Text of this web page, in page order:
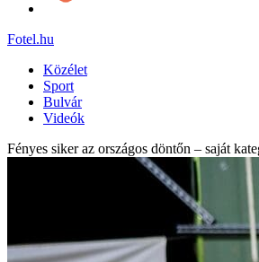
Fotel.hu
Közélet
Sport
Bulvár
Videók
Fényes siker az országos döntőn – saját